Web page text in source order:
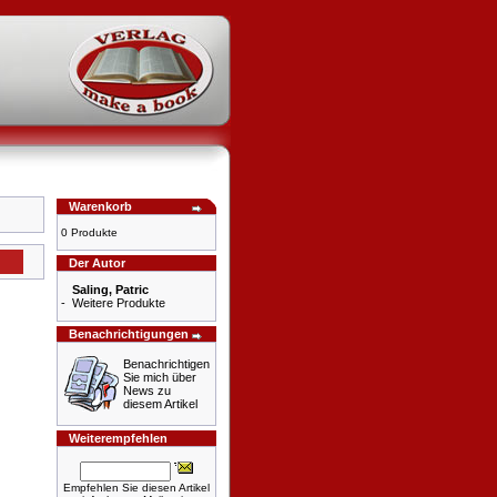
Warenkorb
0 Produkte
Der Autor
Saling, Patric
- Weitere Produkte
Benachrichtigungen
Benachrichtigen
Sie mich über
News zu
diesem Artikel
Weiterempfehlen
Empfehlen Sie diesen Artikel